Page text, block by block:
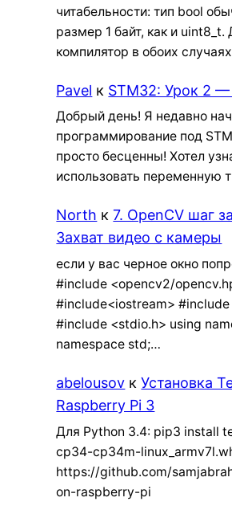
читабельности: тип bool
размер 1 байт, как и
компилятор в обоих
Pavel к STM32: Урок 2
Добрый день! Я недавно
программирование под
просто бесценны! Хотел
использовать переменную
North к7. OpenCV шаг
Захват видео с камеры
если у вас черное окно
#include <opencv2/
#include<iostream>
#include <stdio.h> using
namespace std;…
abelousov кУстановка
Raspberry Pi 3
Для Python 3.4: pip3 install
cp34-cp34m-
https://github.com/
on-raspberry-pi